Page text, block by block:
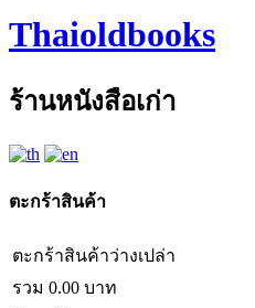
Thaioldbooks
ร้านหนังสือเก่า
ตะกร้าสินค้า
ตะกร้าสินค้าว่างเปล่า
รวม 0.00 บาท